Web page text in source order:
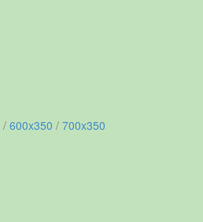
/ 600x350 / 700x350